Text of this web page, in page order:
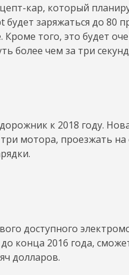
кар, который
заряжаться до 80
того, это будет
более чем за три
к 2018 году.
мотора, проезжать на
доступного
конца 2016 года,
долларов.